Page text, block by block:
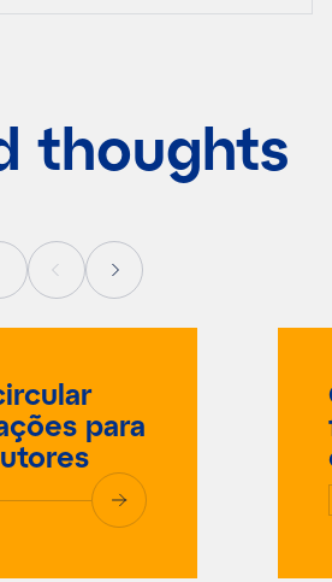
thoughts
para